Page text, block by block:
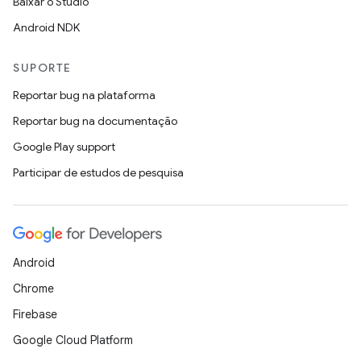
Android NDK
SUPORTE
Reportar bug na plataforma
Reportar bug na documentação
Google Play support
Participar de estudos de pesquisa
Android
Chrome
Firebase
Google Cloud Platform